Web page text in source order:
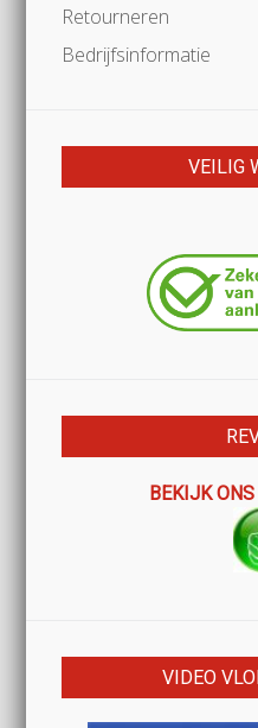
Retourneren
Bedrijfsinformatie
VEILIG
BEKIJK
VIDEO